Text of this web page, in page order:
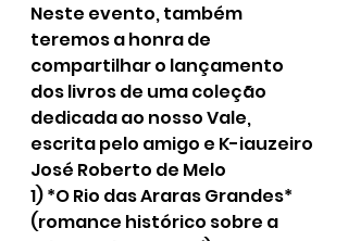
Neste evento, também
teremos a honra de
compartilhar o lançamento
dos livros de uma coleção
dedicada ao nosso Vale,
escrita pelo amigo e K-iauzeiro
José Roberto de Melo
1) *O Rio das Araras Grandes*
(romance histórico sobre a